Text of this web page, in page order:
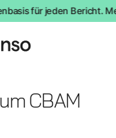
für jeden Bericht.
CBAM